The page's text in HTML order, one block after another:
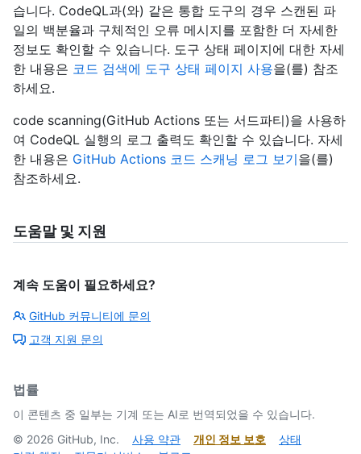
습니다. CodeQL과(와) 같은 통합 도구의 경우 스캔된 파
일의 백분율과 구체적인 오류 메시지를 포함한 더 자세한
정보도 확인할 수 있습니다. 도구 상태 페이지에 대한 자세
한 내용은 코드 검색에 도구 상태 페이지 사용을(를) 참조
하세요.
code scanning(GitHub Actions 또는 서드파티)을 사용하
여 CodeQL 실행의 로그 출력도 확인할 수 있습니다. 자세
한 내용은 GitHub Actions 코드 스캐닝 로그 보기을(를)
참조하세요.
도움말 및 지원
계속 도움이 필요하세요?
GitHub 커뮤니티에 문의
고객 지원 문의
법률
이 콘텐츠 중 일부는 기계 또는 AI로 번역되었을 수 있습니다.
© 2026 GitHub, Inc. 사용 약관 개인 정보 보호
상태